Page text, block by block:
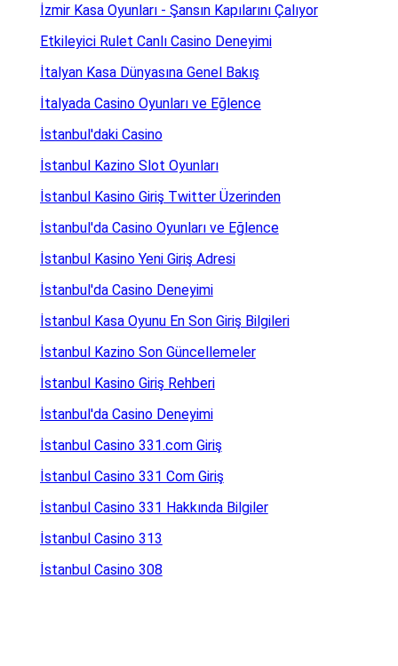
İzmir Kasa Oyunları - Şansın Kapılarını Çalıyor
Etkileyici Rulet Canlı Casino Deneyimi
İtalyan Kasa Dünyasına Genel Bakış
İtalyada Casino Oyunları ve Eğlence
İstanbul'daki Casino
İstanbul Kazino Slot Oyunları
İstanbul Kasino Giriş Twitter Üzerinden
İstanbul'da Casino Oyunları ve Eğlence
İstanbul Kasino Yeni Giriş Adresi
İstanbul'da Casino Deneyimi
İstanbul Kasa Oyunu En Son Giriş Bilgileri
İstanbul Kazino Son Güncellemeler
İstanbul Kasino Giriş Rehberi
İstanbul'da Casino Deneyimi
İstanbul Casino 331.com Giriş
İstanbul Casino 331 Com Giriş
İstanbul Casino 331 Hakkında Bilgiler
İstanbul Casino 313
İstanbul Casino 308